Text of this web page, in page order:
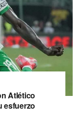
Atlético
esfuerzo